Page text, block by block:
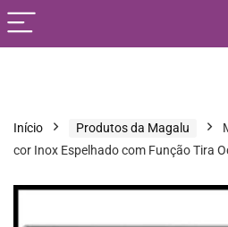
Início Produtos da Magalu
cor Inox Espelhado com Função Tira